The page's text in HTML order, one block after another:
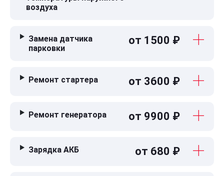
воздуха
Замена датчика
парковки
от 1500 ₽
Ремонт стартера от 3600 ₽
Ремонт генератора от 9900 ₽
Зарядка АКБ от 680 ₽